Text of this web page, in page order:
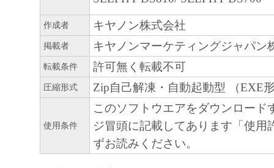
作成者 キヤノン株式会社
掲載者 キヤノンマーケティングジャパン
転載条件 許可無く転載不可
圧縮形式 Zip自己解凍・自動起動型 （EXE
使用条件
このソフトウエアをダウンロード
ジ冒頭に記載してあります「使用
ずお読みください。